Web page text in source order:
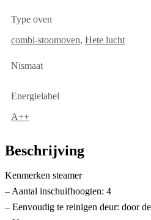
Type oven
combi-stoomoven, Hete lucht
Nismaat
Energielabel
A++
Beschrijving
Kenmerken steamer
– Aantal inschuifhoogten: 4
– Eenvoudig te reinigen deur: door